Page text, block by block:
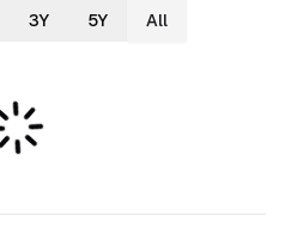
3Y 5Y
All